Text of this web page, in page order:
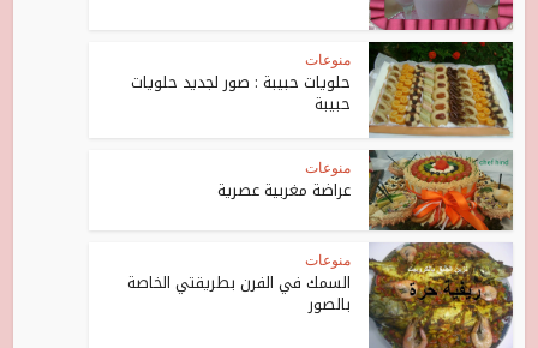
منوعات
حلويات حبيبة : صور لجديد حلويات
حبيبة
منوعات
عراضة مغربية عصرية
منوعات
السمك في الفرن بطريقتي الخاصة
بالصور